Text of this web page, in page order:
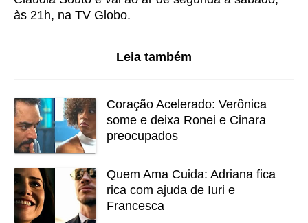
às 21h, na TV Globo.
Leia também
Coração Acelerado: Verônica
some e deixa Ronei e Cinara
preocupados
Quem Ama Cuida: Adriana fica
rica com ajuda de Iuri e
Francesca